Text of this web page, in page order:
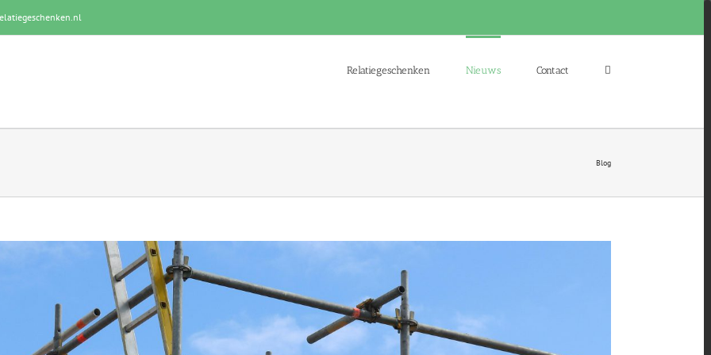
Relatiegeschenken Nieuws Contact
Blog